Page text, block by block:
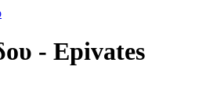
- Epivates